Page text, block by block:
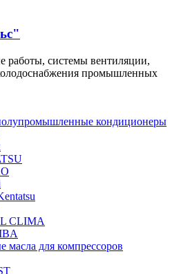
работы, системы вентиляции,
промышленных
кондиционеры
CLIMA
масла для компрессоров